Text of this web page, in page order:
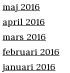
maj 2016
april 2016
mars 2016
februari 2016
januari 2016